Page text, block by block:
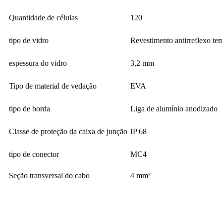
Quantidade de células 120
tipo de vidro Revestimento antirreflexo
espessura do vidro 3,2 mm
Tipo de material de vedação EVA
tipo de borda Liga de alumínio anodizado
Classe de proteção da caixa de junção IP 68
tipo de conector MC4
Seção transversal do cabo 4 mm²